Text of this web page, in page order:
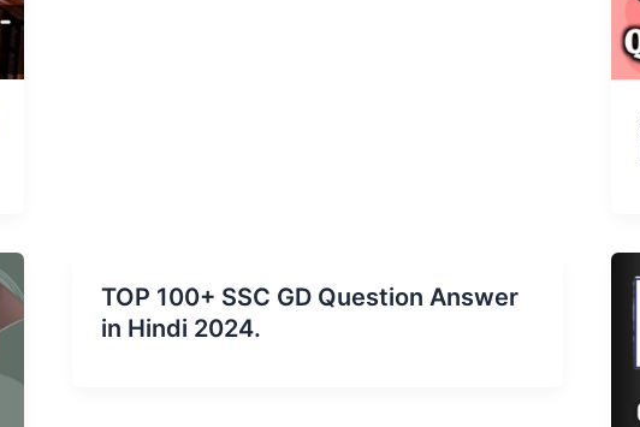
TOP 100+ SSC GD Question Answer
in Hindi 2024.